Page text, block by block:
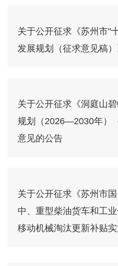
关于公开征求《苏州市"
发展规划（征求意见稿
关于公开征求《洞庭山
规划（2026—2030年）
意见的公告
关于公开征求《苏州市
中、重型柴油货车和工
移动机械淘汰更新补贴